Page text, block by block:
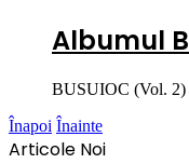
Albumul
BUSUIOC (Vol. 2)
Înapoi Înainte
Articole Noi